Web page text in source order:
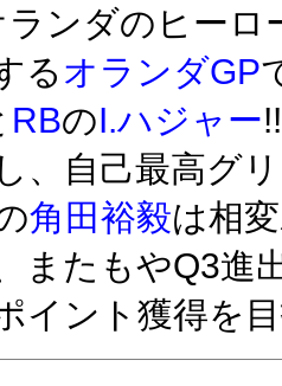
ンダのヒーロ
る オランダGP
RBのI.ハジャー
、自己最高グ
角田裕毅は相
またもやQ3進
イント獲得を